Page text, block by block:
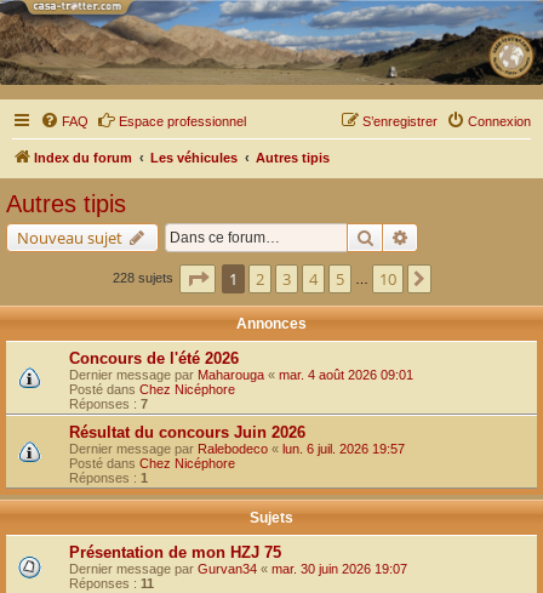
FAQ Espace professionnel Connexion
S’enregistrer
Index du forum Les véhicules Autres tipis
Autres tipis
Nouveau sujet Rechercher
228 sujets Page sur10
1 2 3 4 5 10
Annonces
Concours de l'été 2026
Dernier message par Maharouga « mar. 4 août 2026 09:01
Posté dans Chez Nicéphore
Réponses : 7
Résultat du concours Juin 2026
Dernier message par Ralebodeco « lun. 6 juil. 2026 19:57
Posté dans Chez Nicéphore
Réponses : 1
Sujets
Présentation de mon HZJ 75
Dernier message par Gurvan34 « mar. 30 juin 2026 19:07
Réponses : 11